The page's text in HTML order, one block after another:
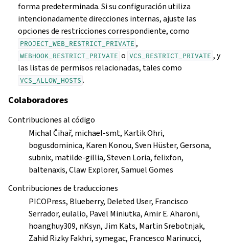
forma predeterminada. Si su configuración utiliza
intencionadamente direcciones internas, ajuste las
opciones de restricciones correspondiente, como
PROJECT_WEB_RESTRICT_PRIVATE ,
WEBHOOK_RESTRICT_PRIVATE o VCS_RESTRICT_PRIVATE , y
las listas de permisos relacionadas, tales como
VCS_ALLOW_HOSTS .
Colaboradores
Contribuciones al código
Michal Čihař, michael-smt, Kartik Ohri,
bogusdominica, Karen Konou, Sven Hüster, Gersona,
subnix, matilde-gillia, Steven Loria, felixfon,
baltenaxis, Claw Explorer, Samuel Gomes
Contribuciones de traducciones
PICOPress, Blueberry, Deleted User, Francisco
Serrador, eulalio, Pavel Miniutka, Amir E. Aharoni,
hoanghuy309, nKsyn, Jim Kats, Martin Srebotnjak,
Zahid Rizky Fakhri, symegac, Francesco Marinucci,